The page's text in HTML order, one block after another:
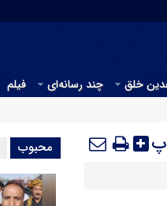
خلق چند رسانه‌ای فیلم
پ محبوب